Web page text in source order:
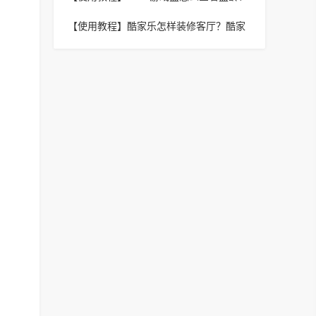
【使用教程】 酷家乐怎样装修客厅？酷家